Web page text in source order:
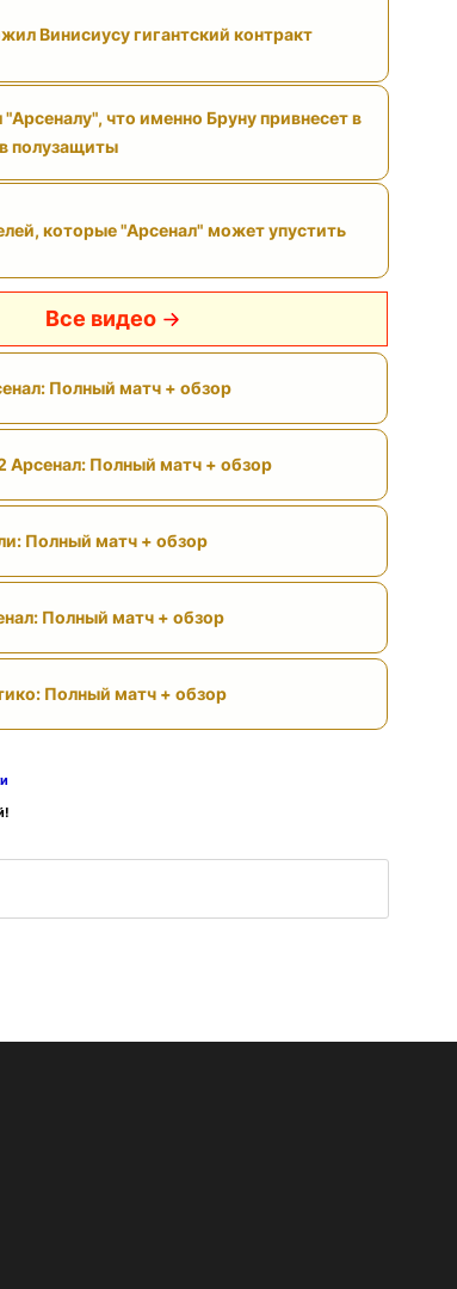
Винисиусу гигантский контракт
что именно Бруну привнесет в
полузащиты
которые "Арсенал" может упустить
Все видео
Полный матч + обзор
Арсенал: Полный матч + обзор
Полный матч + обзор
Полный матч + обзор
Полный матч + обзор